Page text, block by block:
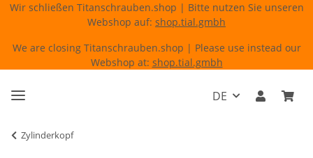
Wir schließen Titanschrauben.shop | Bitte nutzen Sie unseren
Webshop auf: shop.tial.gmbh
We are closing Titanschrauben.shop | Please use instead our
Webshop at: shop.tial.gmbh
DE
Zylinderkopf